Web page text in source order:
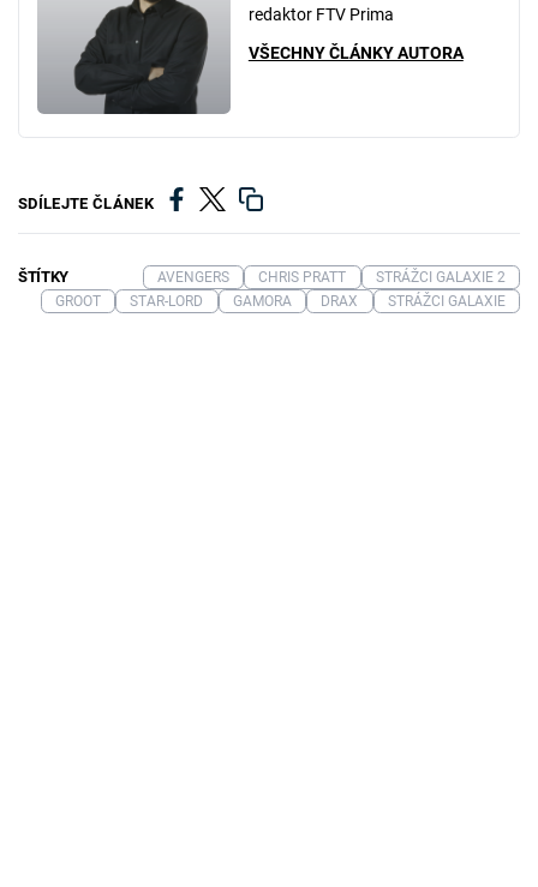
redaktor FTV Prima
VŠECHNY ČLÁNKY AUTORA
SDÍLEJTE ČLÁNEK
ŠTÍTKY AVENGERS CHRIS PRATT
STRÁŽCI GALAXIE 2
GROOT
STAR-LORD GAMORA DRAX STRÁŽCI GALAXIE